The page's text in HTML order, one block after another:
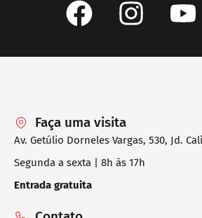
Faça uma visita
Av. Getúlio Dorneles Vargas, 530, Jd.
Segunda a sexta | 8h às 17h
Entrada gratuita